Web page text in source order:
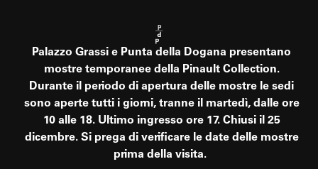
Palazzo Grassi e Punta della Dogana presentano
mostre temporanee della Pinault Collection.
Durante il periodo di apertura delle mostre le sedi
sono aperte tutti i giorni, tranne il martedì, dalle ore
10 alle 18. Ultimo ingresso ore 17. Chiusi il 25
dicembre. Si prega di verificare le date delle mostre
prima della visita.